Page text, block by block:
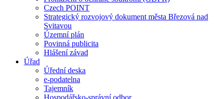
Czech POINT
Strategický rozvojový dokument města Březová nad
Svitavou
Územní plán
Povinná publicita
Hlášení závad
Úřad
Úřední deska
e-podatelna
Tajemník
Hospodářsko-správní odbor